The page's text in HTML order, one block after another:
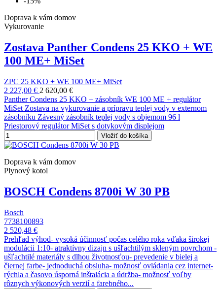
Doprava k vám domov
Vykurovanie
Zostava Panther Condens 25 KKO + WE
100 ME+ MiSet
ZPC 25 KKO + WE 100 ME+ MiSet
2 227,00 € 2 620,00 €
Panther Condens 25 KKO + zásobník WE 100 ME + regulátor
MiSet Zostava na vykurovanie a prípravu teplej vody v externom
zásobníku Závesný zásobník teplej vody s objemom 96 l
Priestorový regulátor MiSet s dotykovým displejom
Vložiť do košíka
Doprava k vám domov
Plynový kotol
BOSCH Condens 8700i W 30 PB
Bosch
7738100893
2 520,48 €
Prehľad výhod- vysoká účinnosť počas celého roka vďaka širokej
modulácii 1:10- atraktívny dizajn s ušľachtilým skleným povrchom -
ušľachtilé materiály s dlhou životnosťou- prevedenie v bielej a
čiernej farbe- jednoduchá obsluha- možnosť ovládania cez internet-
rýchla a časovo úsporná inštalácia a údržba- možnosť voľby
rôznych výkonových verzií a farebného...